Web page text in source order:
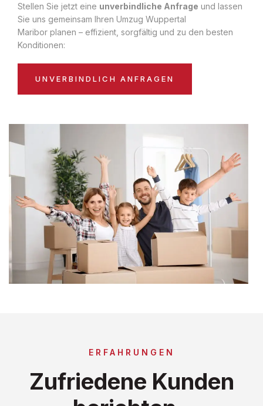
Stellen Sie jetzt eine unverbindliche Anfrage und lassen
Sie uns gemeinsam Ihren Umzug Wuppertal
Maribor planen – effizient, sorgfältig und zu den besten
Konditionen:
UNVERBINDLICH ANFRAGEN
ERFAHRUNGEN
Zufriedene Kunden